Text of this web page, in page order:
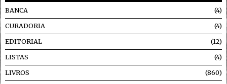
BANCA
4
CURADORIA 4
EDITORIAL 12
LISTAS 4
LIVROS 860